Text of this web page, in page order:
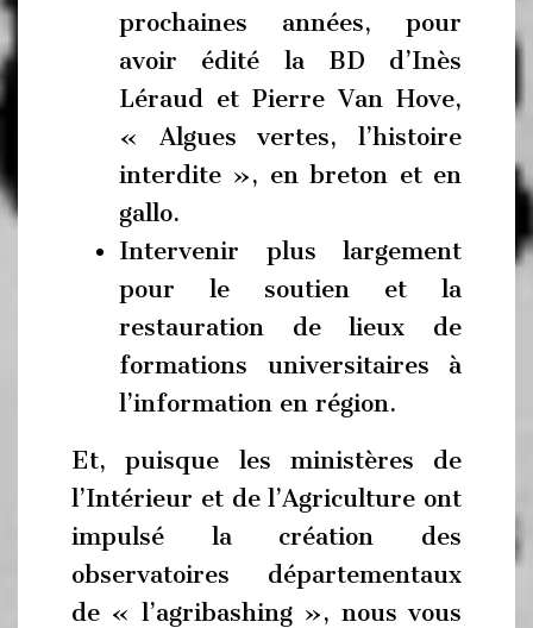
prochaines années, pour
avoir édité la BD d’Inès
Léraud et Pierre Van Hove,
« Algues vertes, l’histoire
interdite », en breton et en
gallo.
Intervenir plus largement
pour le soutien et la
restauration de lieux de
formations universitaires à
l’information en région.
Et, puisque les ministères de
l’Intérieur et de l’Agriculture ont
impulsé la création des
observatoires départementaux
de « l’agribashing », nous vous